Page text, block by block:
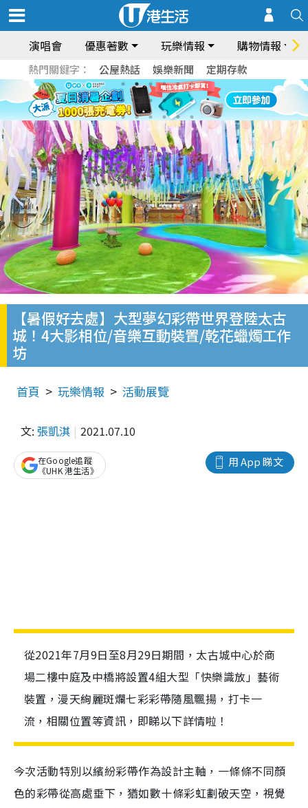
演唱會 優惠著數 玩樂情報 購物情報
熱門關鍵字： 公屋熱話 娛樂新聞 定期存款
【暑假好去處】大型夢幻彩帶世界登陸太古
城！4大影相位/音樂互動裝置/乾花蠟燭工作
坊
首頁 玩樂情報 活動展覽
文: 張凱淇 2021.07.10
用 App 睇文
在Google追蹤
《UHK 港生活》
從2021年7月9日至8月29日期間，太古城中心於商
場二樓中庭及中橋將設置4組大型「快樂識放」藝術
裝置，漫天絢麗斑爛七彩彩帶隨風飄揚，打卡一
流，相關位置等資訊，即睇以下詳情啦！
今次活動特別以繽紛彩帶作為設計主軸，一條條不同顏
色的彩帶從高處垂下，猶如數十條彩虹劃破天空，視覺